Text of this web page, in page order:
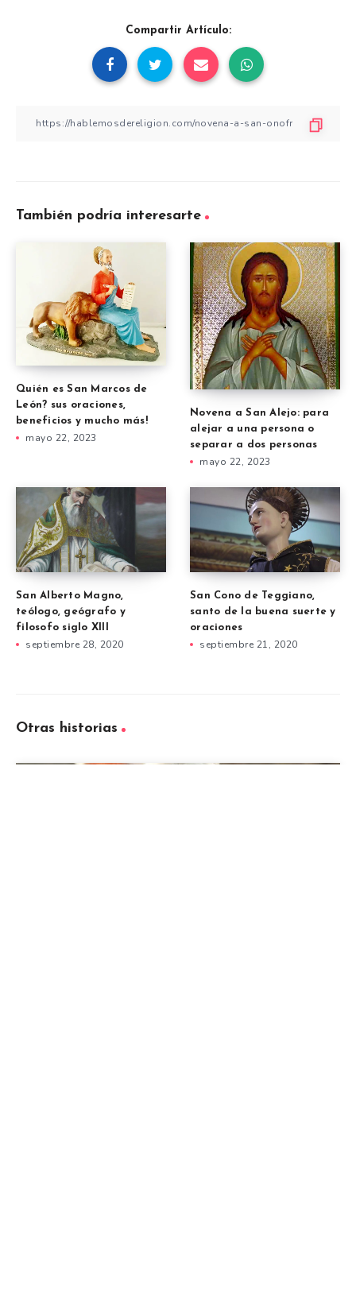
Compartir Artículo:
También podría interesarte
Quién es San Marcos de
León? sus oraciones,
beneficios y mucho más!
mayo 22, 2023
Novena a San Alejo: para
alejar a una persona o
separar a dos personas
mayo 22, 2023
San Alberto Magno,
teólogo, geógrafo y
filosofo siglo XIII
septiembre 28, 2020
San Cono de Teggiano,
santo de la buena suerte y
oraciones
septiembre 21, 2020
Otras historias